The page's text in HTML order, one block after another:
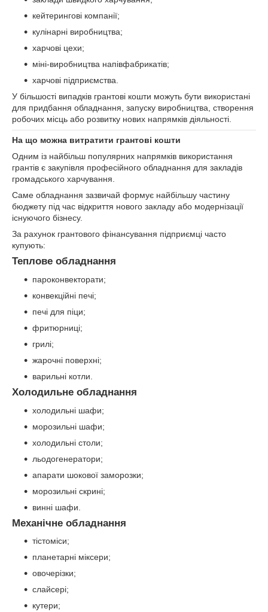
кейтерингові компанії;
кулінарні виробництва;
харчові цехи;
міні-виробництва напівфабрикатів;
харчові підприємства.
У більшості випадків грантові кошти можуть бути використані
для придбання обладнання, запуску виробництва, створення
робочих місць або розвитку нових напрямків діяльності.
На що можна витратити грантові кошти
Одним із найбільш популярних напрямків використання
грантів є закупівля професійного обладнання для закладів
громадського харчування.
Саме обладнання зазвичай формує найбільшу частину
бюджету під час відкриття нового закладу або модернізації
існуючого бізнесу.
За рахунок грантового фінансування підприємці часто
купують:
Теплове обладнання
пароконвекторати;
конвекційні печі;
печі для піци;
фритюрниці;
грилі;
жарочні поверхні;
варильні котли.
Холодильне обладнання
холодильні шафи;
морозильні шафи;
холодильні столи;
льодогенератори;
апарати шокової заморозки;
морозильні скрині;
винні шафи.
Механічне обладнання
тістоміси;
планетарні міксери;
овочерізки;
слайсері;
кутери;